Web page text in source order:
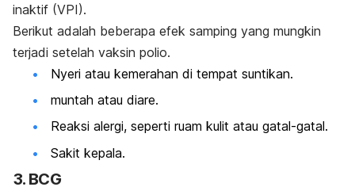
inaktif (VPI).
Berikut adalah beberapa efek samping yang mungkin
terjadi setelah vaksin polio.
Nyeri atau kemerahan di tempat suntikan.
muntah atau diare.
Reaksi alergi, seperti ruam kulit atau gatal-gatal.
Sakit kepala.
3. BCG